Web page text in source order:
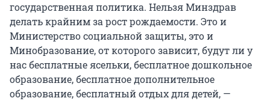
государственная политика. Нельзя Минздрав
делать крайним за рост рождаемости. Это и
Министерство социальной защиты, это и
Минобразование, от которого зависит, будут ли у
нас бесплатные ясельки, бесплатное дошкольное
образование, бесплатное дополнительное
образование, бесплатный отдых для детей, —